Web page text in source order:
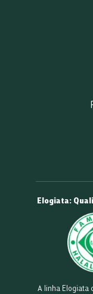
Elogiata:
A linha Elogiata